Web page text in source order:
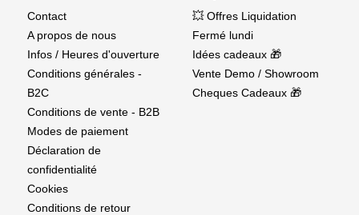
Contact
A propos de nous
Infos / Heures d'ouverture
Conditions générales -
B2C
Conditions de vente - B2B
Modes de paiement
Déclaration de
confidentialité
Cookies
Conditions de retour
💥 Offres Liquidation
Fermé lundi
Idées cadeaux 🎁
Vente Demo / Showroom
Cheques Cadeaux 🎁